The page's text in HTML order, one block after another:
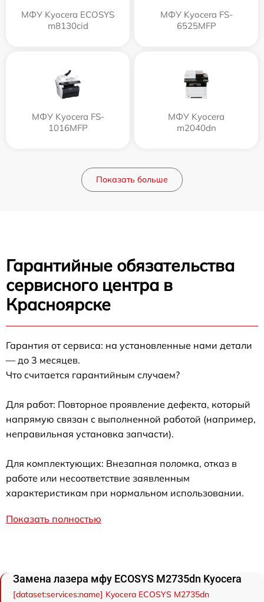
МФУ Kyocera ECOSYS
m8130cid
МФУ Kyocera FS-
6525MFP
МФУ Kyocera FS-
1016MFP
МФУ Kyocera
m2040dn
Показать больше
Гарантийные обязательства
сервисного центра в
Красноярске
Гарантия от сервиса: на установленные нами детали
— до 3 месяцев.
Что считается гарантийным случаем?
Для работ: Повторное проявление дефекта, который
напрямую связан с выполненной работой (например,
неправильная установка запчасти).
Для комплектующих: Внезапная поломка, отказ в
работе или несоответствие заявленным
характеристикам при нормальном использовании.
Показать полностью
Замена лазера мфу ECOSYS M2735dn Kyocera
[dataset:services:name] Kyocera ECOSYS M2735dn